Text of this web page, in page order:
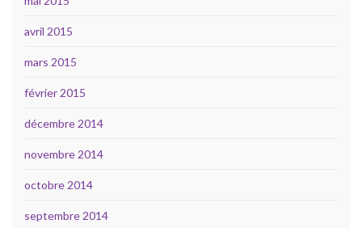
avril 2015
mars 2015
février 2015
décembre 2014
novembre 2014
octobre 2014
septembre 2014